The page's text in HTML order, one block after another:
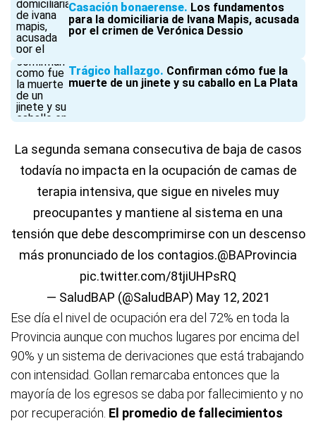
Casación bonaerense Los fundamentos
para la domiciliaria de Ivana Mapis, acusada
por el crimen de Verónica Dessio
Trágico hallazgo Confirman cómo fue la
muerte de un jinete y su caballo en La Plata
La segunda semana consecutiva de baja de casos
todavía no impacta en la ocupación de camas de
terapia intensiva, que sigue en niveles muy
preocupantes y mantiene al sistema en una
tensión que debe descomprimirse con un descenso
más pronunciado de los contagios.@BAProvincia
pic.twitter.com/8tjiUHPsRQ
— SaludBAP (@SaludBAP) May 12, 2021
Ese día el nivel de ocupación era del 72% en toda la
Provincia aunque con muchos lugares por encima del
90% y un sistema de derivaciones que está trabajando
con intensidad. Gollan remarcaba entonces que la
mayoría de los egresos se daba por fallecimiento y no
por recuperación. El promedio de fallecimientos